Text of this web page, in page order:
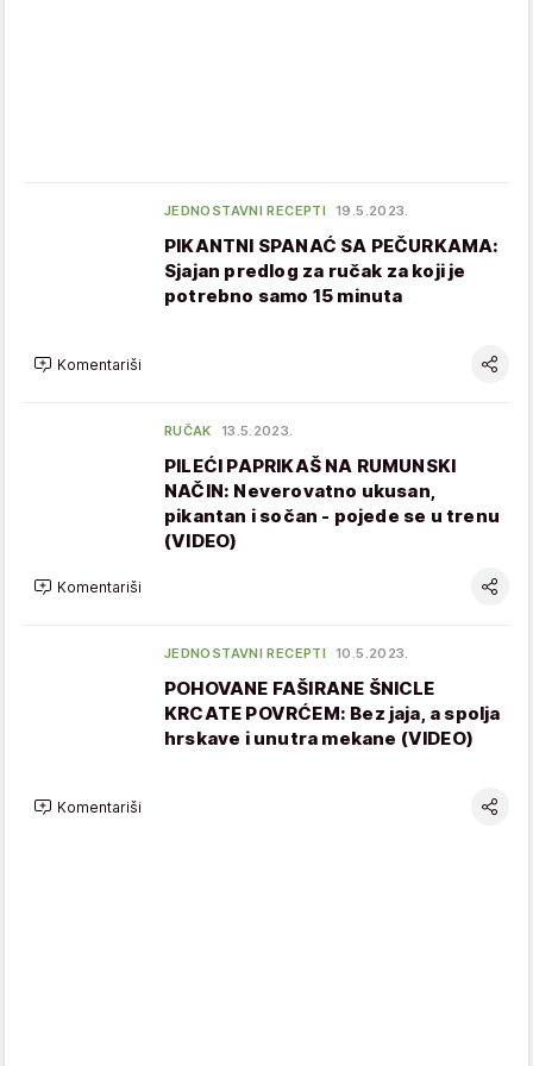
JEDNOSTAVNI RECEPTI 19.5.2023.
PIKANTNI SPANAĆ SA PEČURKAMA:
Sjajan predlog za ručak za koji je
potrebno samo 15 minuta
Komentariši
RUČAK 13.5.2023.
PILEĆI PAPRIKAŠ NA RUMUNSKI
NAČIN: Neverovatno ukusan,
pikantan i sočan - pojede se u trenu
(VIDEO)
Komentariši
JEDNOSTAVNI RECEPTI 10.5.2023.
POHOVANE FAŠIRANE ŠNICLE
KRCATE POVRĆEM: Bez jaja, a spolja
hrskave i unutra mekane (VIDEO)
Komentariši